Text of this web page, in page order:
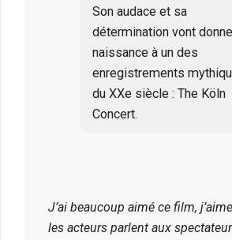
Son audace et sa
détermination vont
naissance à un des
enregistrements
du XXe siècle : The Köln
Concert.
J’ai beaucoup aimé ce film,
les acteurs parlent aux